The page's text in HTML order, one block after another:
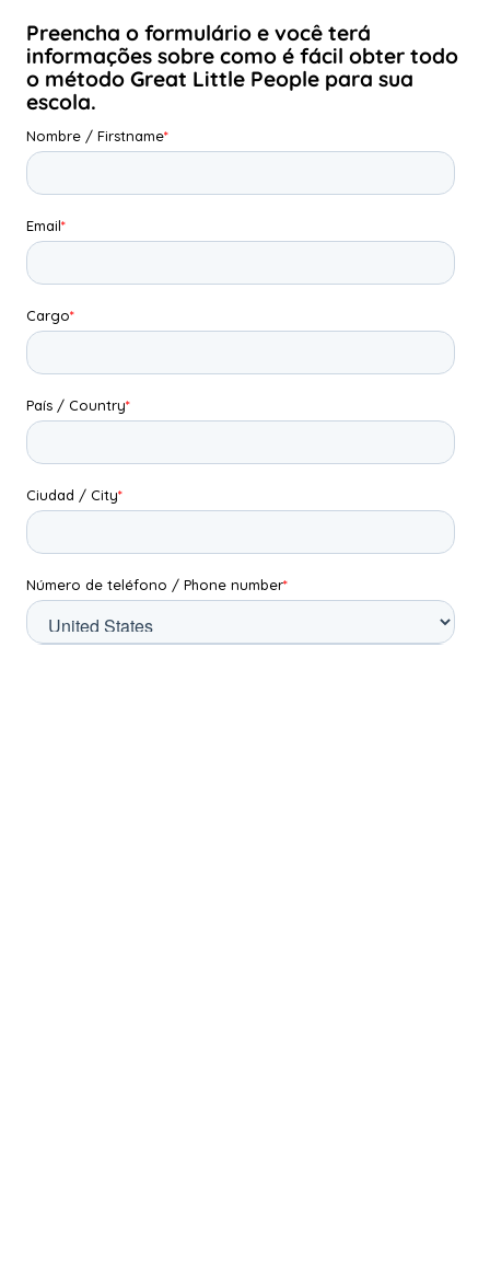
Preencha o formulário e você terá
informações sobre como é fácil obter todo
o método Great Little People para sua
escola.